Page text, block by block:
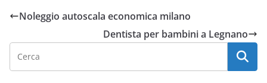
Noleggio autoscala economica milano
Dentista per bambini a Legnano